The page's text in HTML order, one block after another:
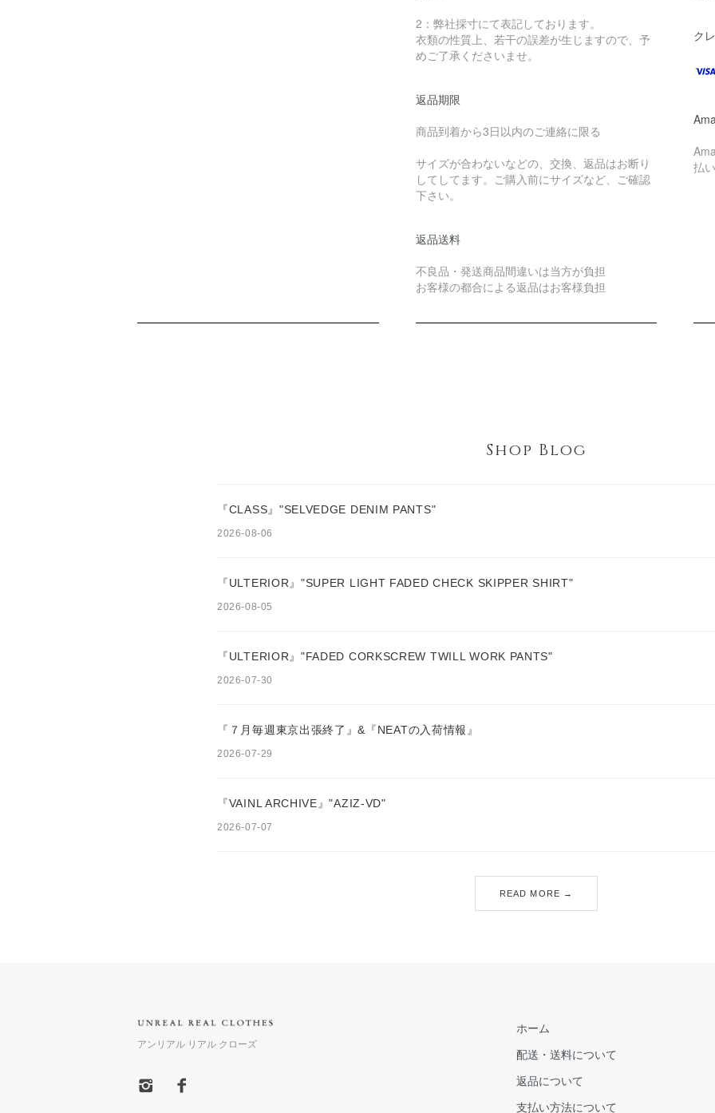
2：弊社採寸にて表記しております。
衣類の性質上、若干の誤差が生じますので、予
めご了承くださいませ。
返品期限
商品到着から3日以内のご連絡に限る
サイズが合わないなどの、交換、返品はお断り
してしてます。ご購入前にサイズなど、ご確認
下さい。
返品送料
不良品・発送商品間違いは当方が負担
お客様の都合による返品はお客様負担
ク
払
Shop Blog
『CLASS』"SELVEDGE DENIM PANTS"
2026-08-06
『ULTERIOR』"SUPER LIGHT FADED CHECK SKIPPER SHIRT"
2026-08-05
『ULTERIOR』"FADED CORKSCREW TWILL WORK PANTS"
2026-07-30
『７月毎週東京出張終了』&『NEATの入荷情報』
2026-07-29
『VAINL ARCHIVE』"AZIZ-VD"
2026-07-07
READ MORE →
アンリアル リアル クローズ
ホーム
配送・送料について
返品について
支払い方法について